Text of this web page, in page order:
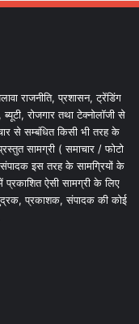
राजनीति, प्रशासन, ट्रेंडिंग
रोजगार तथा टेक्नोलॉजी से
से सम्बंधित किसी भी तरह के
सामग्री ( समाचार / फोटो
संपादक इस तरह के सामग्रियों के
प्रकाशित ऐसी सामग्री के लिए
मुद्रक, प्रकाशक, संपादक की कोई